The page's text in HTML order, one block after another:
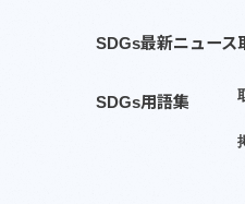
SDGs最新ニュース
SDGs用語集